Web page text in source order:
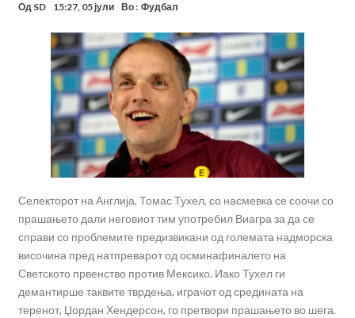
Од SD 15:27, 05 јули Во : Фудбал
Селекторот на Англија, Томас Тухел, со насмевка се соочи со
прашањето дали неговиот тим употребил Виагра за да се
справи со проблемите предизвикани од големата надморска
височина пред натпреварот од осминафиналето на
Светското првенство против Мексико. Иако Тухел ги
демантирше таквите тврдења, играчот од средината на
теренот, Џордан Хендерсон, го претвори прашањето во шега.